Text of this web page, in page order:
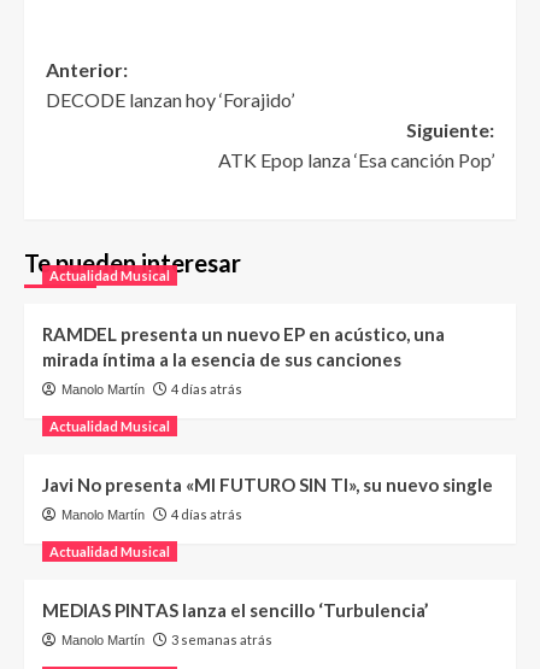
Anterior:
DECODE lanzan hoy ‘Forajido’
Siguiente:
ATK Epop lanza ‘Esa canción Pop’
Te pueden interesar
Actualidad Musical
RAMDEL presenta un nuevo EP en acústico, una
mirada íntima a la esencia de sus canciones
Manolo Martín 4 días atrás
Actualidad Musical
Javi No presenta «MI FUTURO SIN TI», su nuevo single
Manolo Martín 4 días atrás
Actualidad Musical
MEDIAS PINTAS lanza el sencillo ‘Turbulencia’
Manolo Martín 3 semanas atrás